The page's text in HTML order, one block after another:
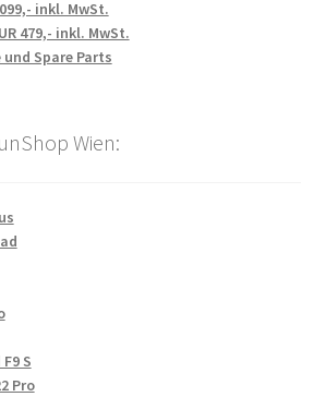
inkl. MwSt.
479,- inkl. MwSt.
Spare Parts
Wien:
S
Pro